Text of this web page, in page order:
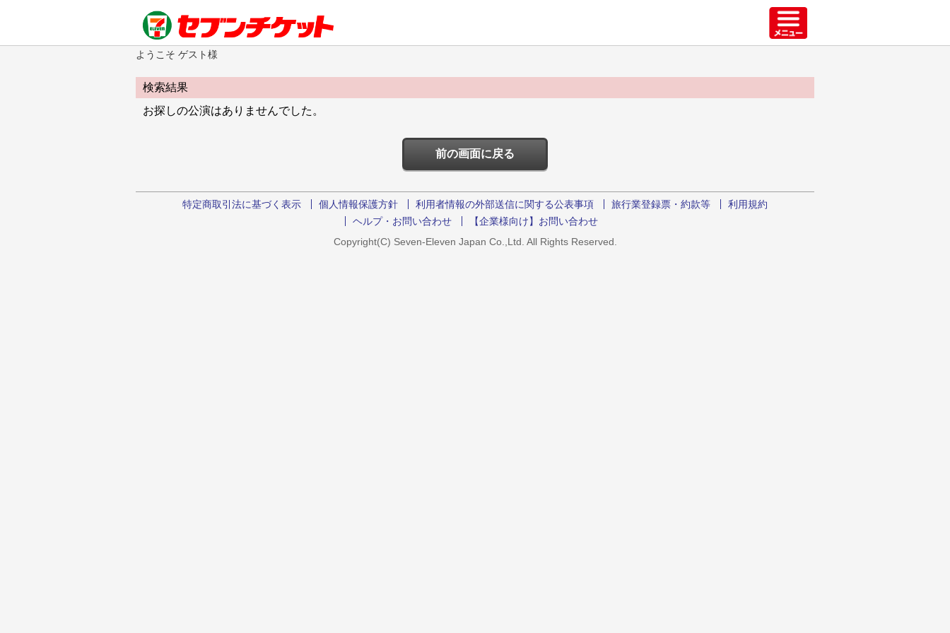
ようこそ ゲスト様
検索結果
お探しの公演はありませんでした。
前の画面に戻る
特定商取引法に基づく表示 個人情報保護方針 利用者情報の外部送信に関する公表事項 旅行業登録票・約款等
利用規約
ヘルプ・お問い合わせ
【企業様向け】お問い合わせ
Copyright(C) Seven-Eleven Japan Co.,Ltd. All Rights Reserved.